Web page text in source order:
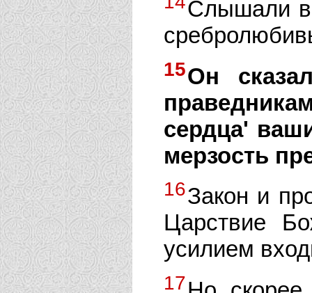
Слышали
15Он
сердца'
мерзость
16Закон и
Царствие
усилием
17